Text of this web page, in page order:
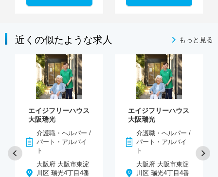
近くの似たような求人 もっと見る
エイジフリーハウス
大阪瑞光
介護職・ヘルパー /
パート・アルバイ
ト
大阪府 大阪市東淀
川区 瑞光4丁目4番
エイジフリーハウス
大阪瑞光
介護職・ヘルパー /
パート・アルバイ
ト
大阪府 大阪市東淀
川区 瑞光4丁目4番